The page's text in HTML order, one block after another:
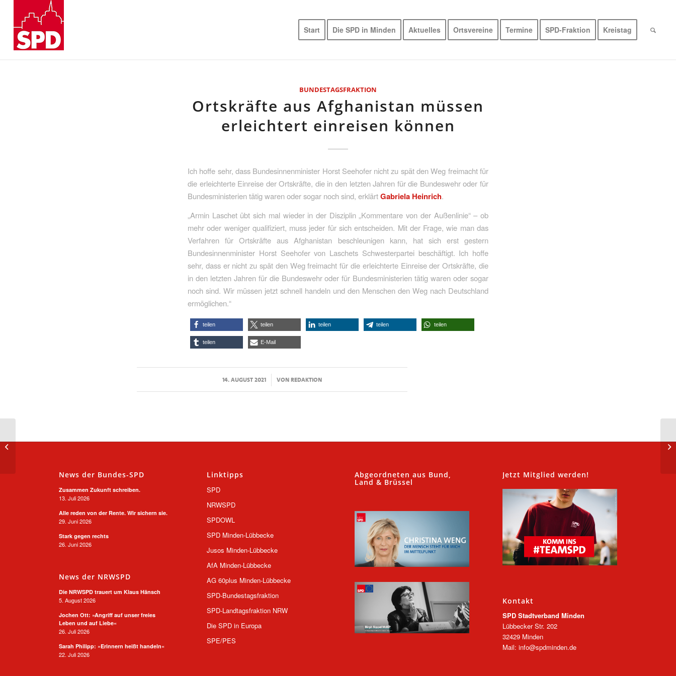
Start Die SPD in Minden Aktuelles Ortsvereine Termine SPD-Fraktion Kreistag
BUNDESTAGSFRAKTION
Ortskräfte aus Afghanistan müssen
erleichtert einreisen können
Ich hoffe sehr, dass Bundesinnenminister Horst Seehofer nicht zu spät den Weg freimacht für
die erleichterte Einreise der Ortskräfte, die in den letzten Jahren für die Bundeswehr oder für
Bundesministerien tätig waren oder sogar noch sind, erklärtGabriela Heinrich.
„Armin Laschet übt sich mal wieder in der Disziplin „Kommentare von der Außenlinie“ – ob
mehr oder weniger qualifiziert, muss jeder für sich entscheiden. Mit der Frage, wie man das
Verfahren für Ortskräfte aus Afghanistan beschleunigen kann, hat sich erst gestern
Bundesinnenminister Horst Seehofer von Laschets Schwesterpartei beschäftigt. Ich hoffe
sehr, dass er nicht zu spät den Weg freimacht für die erleichterte Einreise der Ortskräfte, die
in den letzten Jahren für die Bundeswehr oder für Bundesministerien tätig waren oder sogar
noch sind. Wir müssen jetzt schnell handeln und den Menschen den Weg nach Deutschland
ermöglichen.“
teilen teilen teilen teilen teilen
teilen E-Mail
14. AUGUST 2021
/ VONREDAKTION
News der Bundes-SPD
Zusammen Zukunft schreiben.
13. Juli 2026
Alle reden von der Rente. Wir sichern sie.
29. Juni 2026
Stark gegen rechts
26. Juni 2026
News der NRWSPD
Die NRWSPD trauert um Klaus Hänsch
5. August 2026
Jochen Ott: »Angriff auf unser freies
Leben und auf Liebe«
26. Juli 2026
Sarah Philipp: »Erinnern heißt handeln«
22. Juli 2026
Linktipps
SPD
NRWSPD
SPDOWL
SPD Minden-Lübbecke
Jusos Minden-Lübbecke
AfA Minden-Lübbecke
AG 60plus Minden-Lübbecke
SPD-Bundestagsfraktion
SPD-Landtagsfraktion NRW
Die SPD in Europa
SPE/PES
Abgeordneten aus Bund,
Land & Brüssel
Jetzt Mitglied werden!
Kontakt
SPD Stadtverband Minden
Lübbecker Str. 202
32429 Minden
Mail: info@spdminden.de